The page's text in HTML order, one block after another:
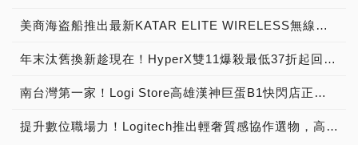
美商海盗船推出最新KATAR ELITE WIRELESS無線電競滑鼠，精巧輕盈，搶得先機不斷電！
年末汰舊換新趁現在！HyperX雙11爆殺最低37折起回饋玩家
南台灣第一家！Logi Store高雄漢神巨蛋B1快閃店正式開幕，來店搶先體驗英雄聯盟「星光戰士」限量聯名鍵鼠耳機超強魅力 ，開幕慶多重好康、雙十一滿額再抽iPhone 14 Pro Max
提升數位職場力！Logitech推出輕奢質感協作選物，高顏值鏡頭BRIO 500與斜槓必備耳機ZONE VIBE 100 體驗質感辦公與玩美娛樂，10月12日起嘖嘖平台獨家首賣，填問卷即享75折優惠